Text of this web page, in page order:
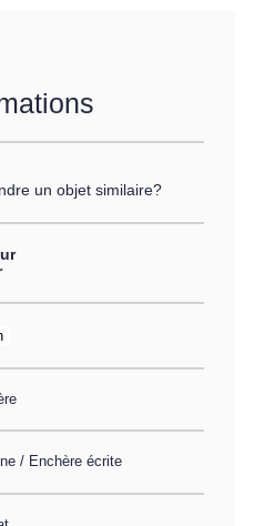
un objet similaire?
/ Enchère écrite